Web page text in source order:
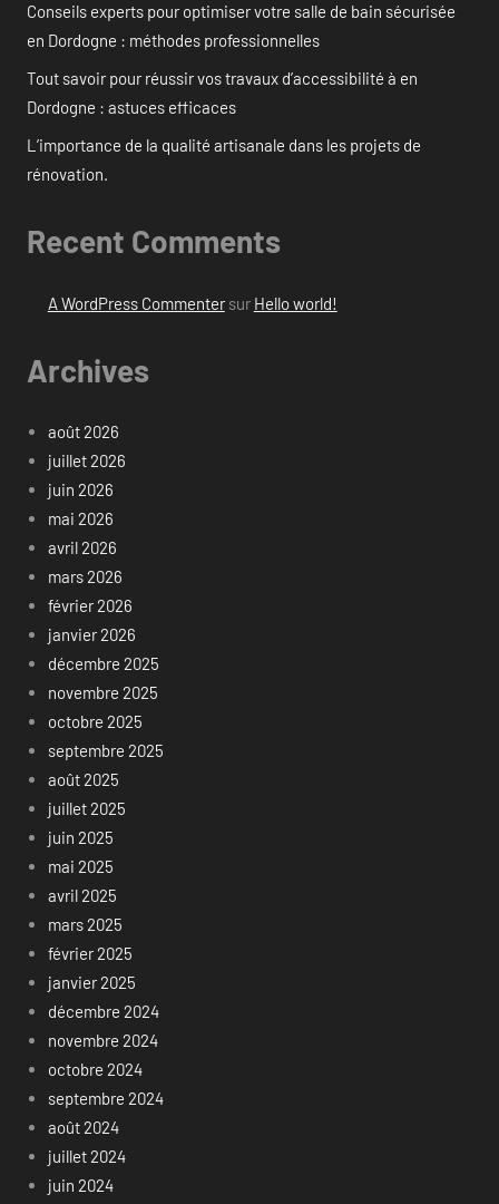
Conseils experts pour optimiser votre salle de bain sécurisée
en Dordogne : méthodes professionnelles
Tout savoir pour réussir vos travaux d’accessibilité à en
Dordogne : astuces efficaces
L’importance de la qualité artisanale dans les projets de
rénovation.
Recent Comments
A WordPress Commentersur Hello world!
Archives
août 2026
juillet 2026
juin 2026
mai 2026
avril 2026
mars 2026
février 2026
janvier 2026
décembre 2025
novembre 2025
octobre 2025
septembre 2025
août 2025
juillet 2025
juin 2025
mai 2025
avril 2025
mars 2025
février 2025
janvier 2025
décembre 2024
novembre 2024
octobre 2024
septembre 2024
août 2024
juillet 2024
juin 2024